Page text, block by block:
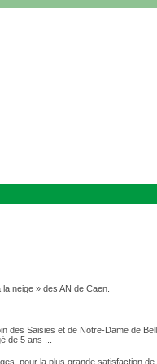
neige » des AN de Caen.
des Saisies et de Notre-Dame de
de 5 ans ...
pour la plus grande satisfaction de